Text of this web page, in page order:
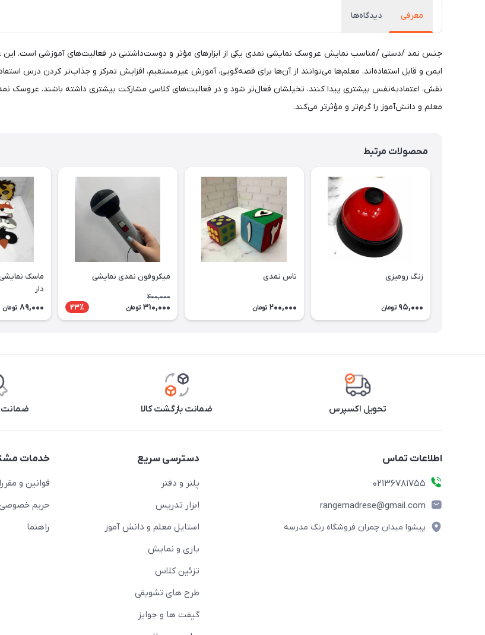
معرفی دیدگاه‌ها
جنس نمد /دستی /مناسب نمایش عروسک نمایشی نمدی یکی از ابزارهای مؤثر و دوست‌داشتنی در فعالیت‌های آموزشی است.
ایمن و قابل استفاده‌اند. معلم‌ها می‌توانند از آن‌ها برای قصه‌گویی، آموزش غیرمستقیم، افزایش تمرکز و جذاب‌تر کردن درس
نقش، اعتمادبه‌نفس بیشتری پیدا کنند، تخیلشان فعال‌تر شود و در فعالیت‌های کلاسی مشارکت بیشتری داشته باشند. عروسک
معلم و دانش‌آموز را گرم‌تر و مؤثرتر می‌کند.
محصولات مرتبط
زنگ رومیزی
95,000 تومان
تاس نمدی
200,000 تومان
میکروفون نمدی نمایشی
400,000
310,000 تومان 23٪
ماسک
دار
89,000 تومان
تحویل اکسپرس ضمانت بازگشت کالا ضمانت
اطلاعات تماس
02136781755
rangemadrese@gmail.com
پیشوا میدان چمران فروشگاه رنگ مدرسه
دسترسی سریع
پلنر و دفتر
ابزار تدریس
استایل معلم و دانش آموز
بازی و نمایش
تزئین کلاس
طرح های تشویقی
گیفت ها و جوایز
خدمات
قوانین و
حریم
راهنما